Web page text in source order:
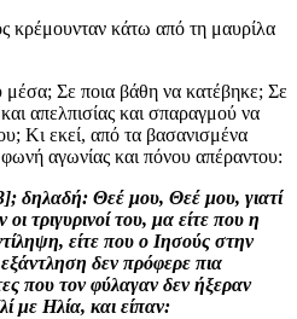
κρέμουνταν κάτω από τη μαυρίλα
μέσα; Σε ποια βάθη να κατέβηκε; Σε
απελπισίας και σπαραγμού να
Κι εκεί, από τα βασανισμένα
αγωνίας και πόνου απέραντου:
δηλαδή: Θεέ μου, Θεέ μου, γιατί
τριγυρινοί του, μα είτε που η
είτε που ο Ιησούς στην
δεν πρόφερε πια
που τον φύλαγαν δεν ήξεραν
με Ηλία, και είπαν: